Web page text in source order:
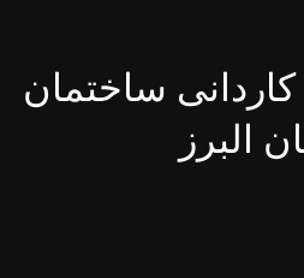
ساختمان
البرز